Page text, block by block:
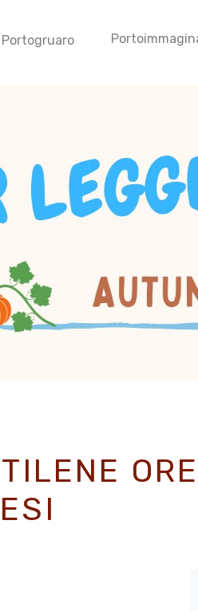
Portogruaro